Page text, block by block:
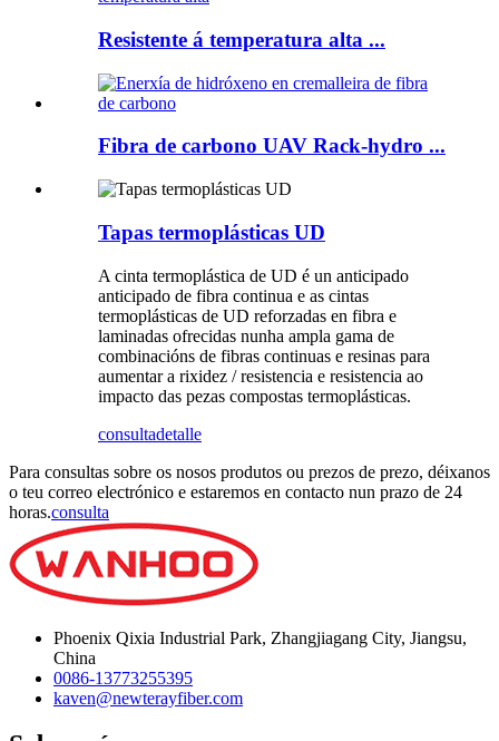
Resistente á temperatura alta ...
Fibra de carbono UAV Rack-hydro ...
Tapas termoplásticas UD
A cinta termoplástica de UD é un anticipado
anticipado de fibra continua e as cintas
termoplásticas de UD reforzadas en fibra e
laminadas ofrecidas nunha ampla gama de
combinacións de fibras continuas e resinas para
aumentar a rixidez / resistencia e resistencia ao
impacto das pezas compostas termoplásticas.
consultadetalle
Para consultas sobre os nosos produtos ou prezos de prezo, déixanos
o teu correo electrónico e estaremos en contacto nun prazo de 24
horas.consulta
Phoenix Qixia Industrial Park, Zhangjiagang City, Jiangsu,
China
0086-13773255395
kaven@newterayfiber.com